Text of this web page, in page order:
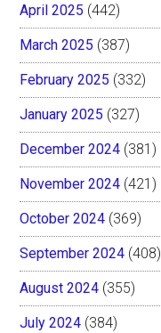
April 2025 (442)
March 2025 (387)
February 2025 (332)
January 2025 (327)
December 2024 (381)
November 2024 (421)
October 2024 (369)
September 2024 (408)
August 2024 (355)
July 2024 (384)